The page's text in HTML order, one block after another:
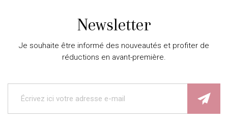
Newsletter
Je souhaite être informé des nouveautés et profiter de
réductions en avant-première.